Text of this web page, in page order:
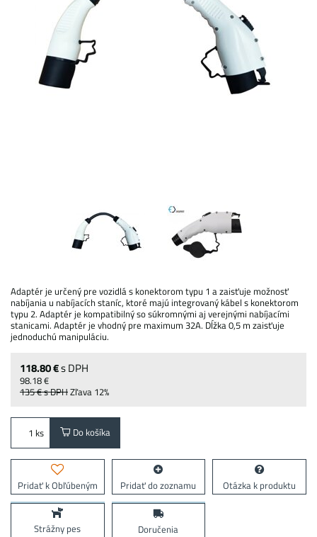
Adaptér je určený pre vozidlá s konektorom typu 1 a zaisťuje možnosť
nabíjania u nabíjacích staníc, ktoré majú integrovaný kábel s konektorom
typu 2. Adaptér je kompatibilný so súkromnými aj verejnými nabíjacími
stanicami. Adaptér je vhodný pre maximum 32A. Dĺžka 0,5 m zaisťuje
jednoduchú manipuláciu.
118.80 €s DPH
98.18 €
135 €s DPHZľava 12%
ks Do košíka
Pridať k Obľúbeným Pridať do zoznamu Otázka k produktu
Strážny pes
Doručenia